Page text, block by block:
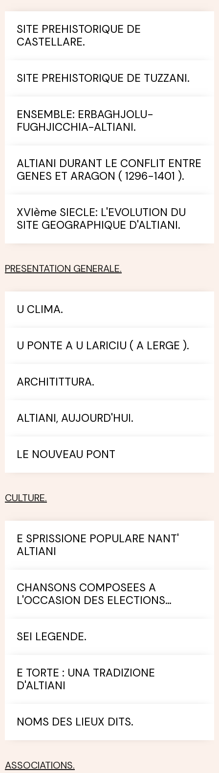
SITE PREHISTORIQUE DE
CASTELLARE.
SITE PREHISTORIQUE DE TUZZANI.
ENSEMBLE: ERBAGHJOLU-
FUGHJICCHIA-ALTIANI.
ALTIANI DURANT LE CONFLIT ENTRE
GENES ET ARAGON ( 1296-1401 ).
XVIème SIECLE: L'EVOLUTION DU
SITE GEOGRAPHIQUE D'ALTIANI.
PRESENTATION GENERALE.
U CLIMA.
U PONTE A U LARICIU ( A LERGE ).
ARCHITITTURA.
ALTIANI, AUJOURD'HUI.
LE NOUVEAU PONT
CULTURE.
E SPRISSIONE POPULARE NANT'
ALTIANI
CHANSONS COMPOSEES A
L'OCCASION DES ELECTIONS
SEI LEGENDE.
E TORTE : UNA TRADIZIONE
D'ALTIANI
NOMS DES LIEUX DITS.
ASSOCIATIONS.